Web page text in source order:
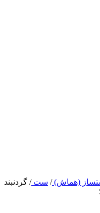
(هماش)/ ست/ گردنبند